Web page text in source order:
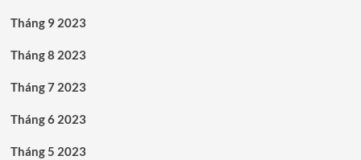
Tháng 9 2023
Tháng 8 2023
Tháng 7 2023
Tháng 6 2023
Tháng 5 2023